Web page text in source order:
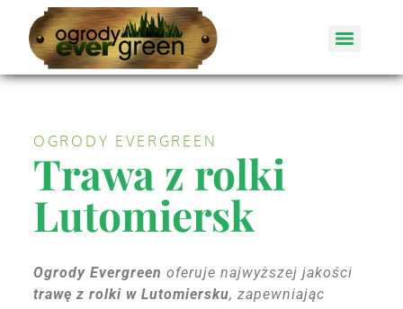
OGRODY EVERGREEN
Trawa z rolki
Lutomiersk
Ogrody Evergreen oferuje najwyższej jakości
trawę z rolki w Lutomiersku, zapewniając